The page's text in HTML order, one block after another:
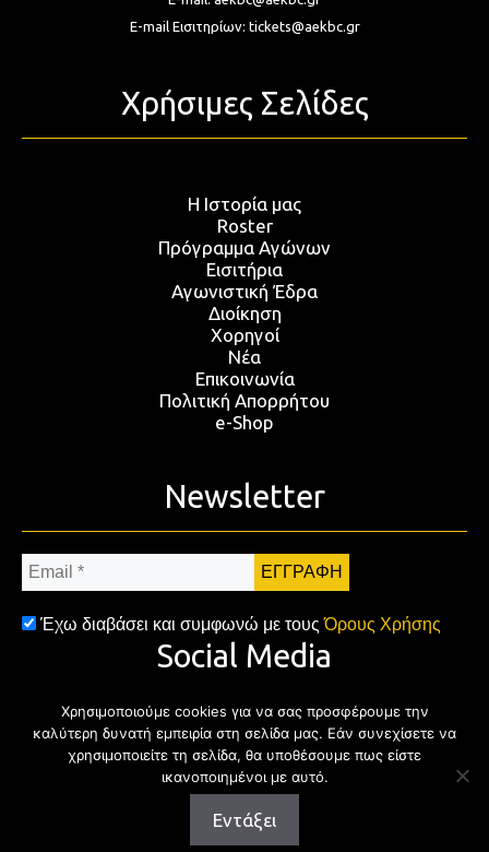
E-mail Εισιτηρίων: tickets@aekbc.gr
Χρήσιμες Σελίδες
Η Ιστορία μας
Roster
Πρόγραμμα Αγώνων
Εισιτήρια
Αγωνιστική Έδρα
Διοίκηση
Χορηγοί
Νέα
Επικοινωνία
Πολιτική Απορρήτου
e-Shop
Newsletter
Email
*
Έχω διαβάσει και συμφωνώ με τουςΌρους Χρήσης
Social Media
FacebookTwitter Instagram
Copyright © 2026 | All rights reserved
Χρησιμοποιούμε cookies για να σας προσφέρουμε την
καλύτερη δυνατή εμπειρία στη σελίδα μας. Εάν συνεχίσετε να
χρησιμοποιείτε τη σελίδα, θα υποθέσουμε πως είστε
ικανοποιημένοι με αυτό.
Εντάξει